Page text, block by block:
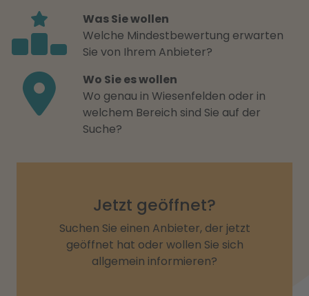
Was Sie wollen
Welche Mindestbewertung erwarten
Sie von Ihrem Anbieter?
Wo Sie es wollen
Wo genau in Wiesenfelden oder in
welchem Bereich sind Sie auf der
Suche?
Jetzt geöffnet?
Suchen Sie einen Anbieter, der jetzt
geöffnet hat oder wollen Sie sich
allgemein informieren?